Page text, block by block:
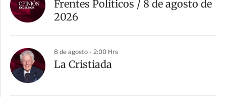
Frentes Políticos / 8 de agosto de
2026
8 de agosto - 2:00 Hrs
La Cristiada